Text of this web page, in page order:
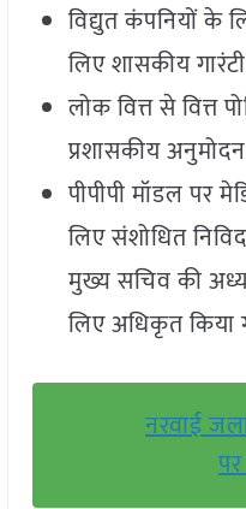
विद्युत कंपनियों के
लिए शासकीय
लोक वित्त से वित्त
प्रशासकीय अनुमोदन
पीपीपी मॉडल पर
लिए संशोधित
मुख्य सचिव की
लिए अधिकृत किया
नरवाई